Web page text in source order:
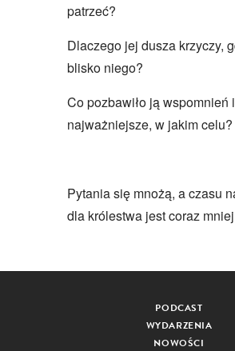
patrzeć?
Dlaczego jej dusza krzyczy,
blisko niego?
Co pozbawiło ją wspomnień
najważniejsze, w jakim celu?
Pytania się mnożą, a czasu
dla królestwa jest coraz
PODCAST
WYDARZENIA
NOWOŚCI